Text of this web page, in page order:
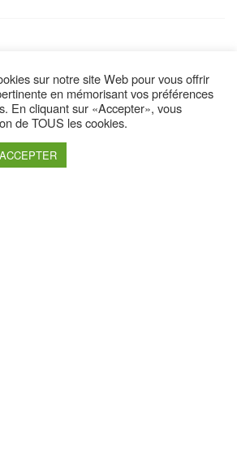
sur notre site Web pour vous offrir
en mémorisant vos préférences
En cliquant sur «Accepter», vous
de TOUS les cookies.
ACCEPTER